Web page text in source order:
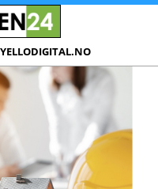
YELLODIGITAL.NO